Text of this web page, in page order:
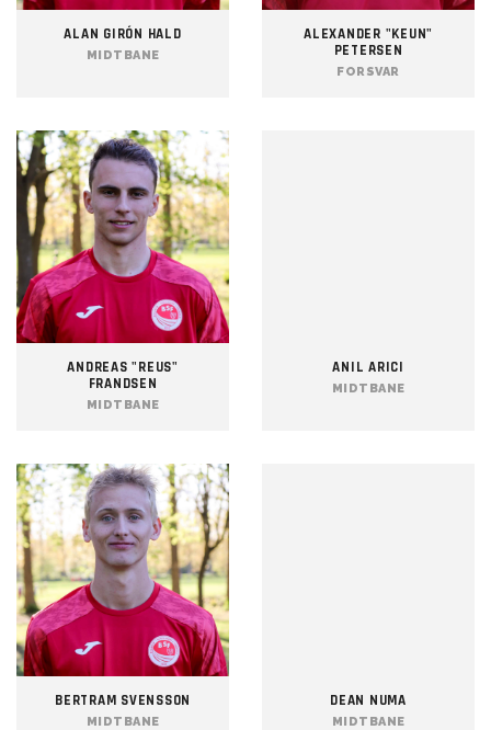
ALAN GIRÓN HALD
MIDTBANE
ALEXANDER "KEUN"
PETERSEN
FORSVAR
ANDREAS "REUS"
FRANDSEN
MIDTBANE
ANIL ARICI
MIDTBANE
BERTRAM SVENSSON
MIDTBANE
DEAN NUMA
MIDTBANE